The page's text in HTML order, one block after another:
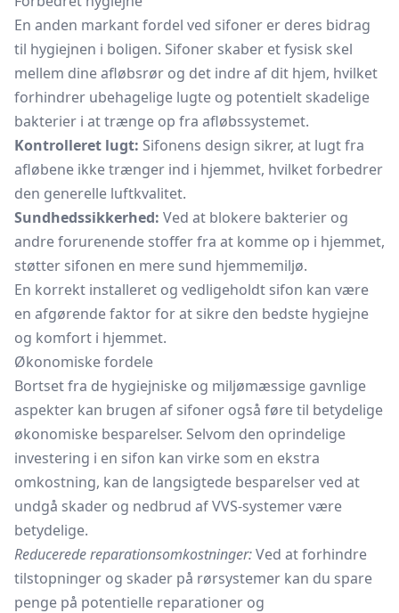
En anden markant fordel ved sifoner er deres bidrag
til hygiejnen i boligen. Sifoner skaber et fysisk skel
mellem dineafløbsrør og det indre af dit hjem, hvilket
forhindrer ubehagelige lugte og potentielt skadelige
bakterier i at trænge op fra afløbssystemet.
Kontrolleret lugt: Sifonens design sikrer, at lugt fra
afløbene ikke trænger ind i hjemmet, hvilket forbedrer
den generelle luftkvalitet.
Sundhedssikkerhed: Ved at blokere bakterier og
andre forurenende stoffer fra at komme op i hjemmet,
støtter sifonen en mere sund hjemmemiljø.
En korrekt installeret og vedligeholdt sifon kan være
en afgørende faktor for at sikre den bedste hygiejne
og komfort i hjemmet.
Økonomiske fordele
Bortset fra de hygiejniske og miljømæssige gavnlige
aspekter kan brugen af sifoner også føre til betydelige
økonomiske besparelser. Selvom den oprindelige
investering i en sifon kan virke som en ekstra
omkostning, kan de langsigtede besparelser ved at
undgå skader og nedbrud af VVS-systemer være
betydelige.
Reducerede reparationsomkostninger:Ved at forhindre
tilstopninger og skader på rørsystemer kan du spare
penge på potentielle reparationer og